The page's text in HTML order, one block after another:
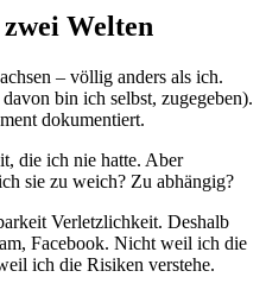
Welten
– völlig anders als ich.
bin ich selbst, zugegeben).
dokumentiert.
die ich nie hatte. Aber
sie zu weich? Zu abhängig?
Verletzlichkeit. Deshalb
Facebook. Nicht weil ich die
ich die Risiken verstehe.